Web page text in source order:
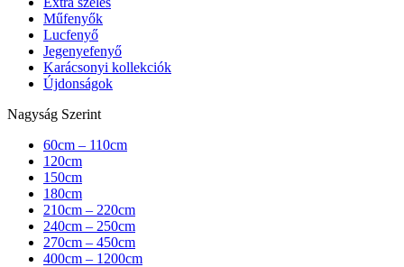
Műfenyők
Lucfenyő
Jegenyefenyő
Karácsonyi kollekciók
Újdonságok
Nagyság Szerint
60cm – 110cm
120cm
150cm
180cm
210cm – 220cm
240cm – 250cm
270cm – 450cm
400cm – 1200cm